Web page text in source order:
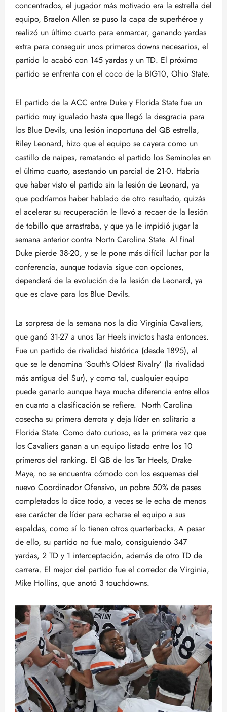
concentrados, el jugador más motivado era la estrella del
equipo, Braelon Allen se puso la capa de superhéroe y
realizó un último cuarto para enmarcar, ganando yardas
extra para conseguir unos primeros downs necesarios, el
partido lo acabó con 145 yardas y un TD. El próximo
partido se enfrenta con el coco de la BIG10, Ohio State.
El partido de la ACC entre Duke y Florida State fue un
partido muy igualado hasta que llegó la desgracia para
los Blue Devils, una lesión inoportuna del QB estrella,
Riley Leonard, hizo que el equipo se cayera como un
castillo de naipes, rematando el partido los Seminoles en
el último cuarto, asestando un parcial de 21-0. Habría
que haber visto el partido sin la lesión de Leonard, ya
que podríamos haber hablado de otro resultado, quizás
el acelerar su recuperación le llevó a recaer de la lesión
de tobillo que arrastraba, y que ya le impidió jugar la
semana anterior contra Nortn Carolina State. Al final
Duke pierde 38-20, y se le pone más difícil luchar por la
conferencia, aunque todavía sigue con opciones,
dependerá de la evolución de la lesión de Leonard, ya
que es clave para los Blue Devils.
La sorpresa de la semana nos la dio Virginia Cavaliers,
que ganó 31-27 a unos Tar Heels invictos hasta entonces.
Fue un partido de rivalidad histórica (desde 1895), al
que se le denomina ‘South’s Oldest Rivalry’ (la rivalidad
más antigua del Sur), y como tal, cualquier equipo
puede ganarlo aunque haya mucha diferencia entre ellos
en cuanto a clasificación se refiere. North Carolina
cosecha su primera derrota y deja líder en solitario a
Florida State. Como dato curioso, es la primera vez que
los Cavaliers ganan a un equipo listado entre los 10
primeros del ranking. El QB de los Tar Heels, Drake
Maye, no se encuentra cómodo con los esquemas del
nuevo Coordinador Ofensivo, un pobre 50% de pases
completados lo dice todo, a veces se le echa de menos
ese carácter de líder para echarse el equipo a sus
espaldas, como sí lo tienen otros quarterbacks. A pesar
de ello, su partido no fue malo, consiguiendo 347
yardas, 2 TD y 1 interceptación, además de otro TD de
carrera. El mejor del partido fue el corredor de Virginia,
Mike Hollins, que anotó 3 touchdowns.